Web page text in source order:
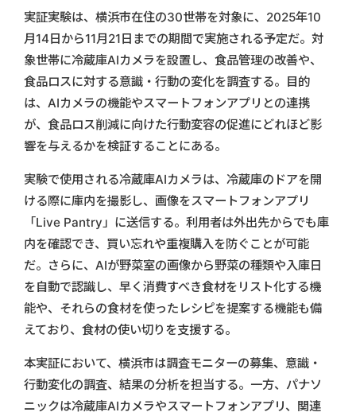
実証実験は、横浜市在住の30世帯を対象に、2025年10
月14日から11月21日までの期間で実施される予定だ。対
象世帯に冷蔵庫AIカメラを設置し、食品管理の改善や、
食品ロスに対する意識・行動の変化を調査する。目的
は、AIカメラの機能やスマートフォンアプリとの連携
が、食品ロス削減に向けた行動変容の促進にどれほど影
響を与えるかを検証することにある。
実験で使用される冷蔵庫AIカメラは、冷蔵庫のドアを開
ける際に庫内を撮影し、画像をスマートフォンアプリ
「Live Pantry」に送信する。利用者は外出先からでも庫
内を確認でき、買い忘れや重複購入を防ぐことが可能
だ。さらに、AIが野菜室の画像から野菜の種類や入庫日
を自動で認識し、早く消費すべき食材をリスト化する機
能や、それらの食材を使ったレシピを提案する機能も備
えており、食材の使い切りを支援する。
本実証において、横浜市は調査モニターの募集、意識・
行動変化の調査、結果の分析を担当する。一方、パナソ
ニックは冷蔵庫AIカメラやスマートフォンアプリ、関連